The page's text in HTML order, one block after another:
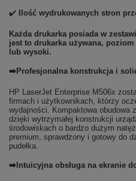
✔️ Ilość wydrukowanych stron
Każda drukarka posiada w
jest to drukarka używana,
lub wysoki.
➡️Profesjonalna konstrukcja i
HP LaserJet Enterprise M506x
firmach i użytkownikach, którzy
wydajności. Kompaktowa obudowa
dzięki wytrzymałej konstrukcji
środowiskach o bardzo dużym
premium, sprawdzony i gotowy do
pudełka.
➡️Intuicyjna obsługa na ekranie